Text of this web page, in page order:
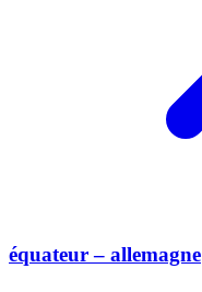
équateur – allemagne